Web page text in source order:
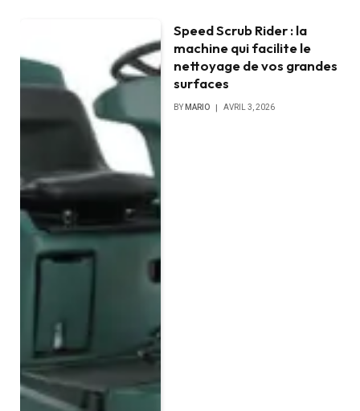
Speed Scrub Rider : la
machine qui facilite le
nettoyage de vos grandes
surfaces
BY MARIO AVRIL 3, 2026